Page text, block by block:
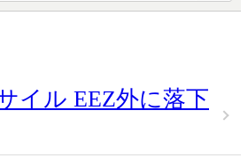
イル EEZ外に落下